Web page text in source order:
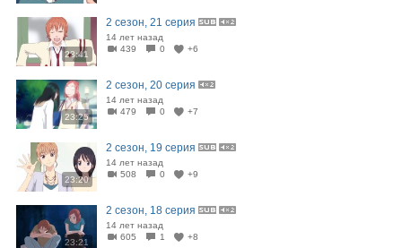
23:41
2 сезон, 21 серия
14 лет назад
439
0 +6
23:25
2 сезон, 20 серия
14 лет назад
479
0 +7
23:20
2 сезон, 19 серия
14 лет назад
508
0 +9
23:21
2 сезон, 18 серия
14 лет назад
605
1 +8